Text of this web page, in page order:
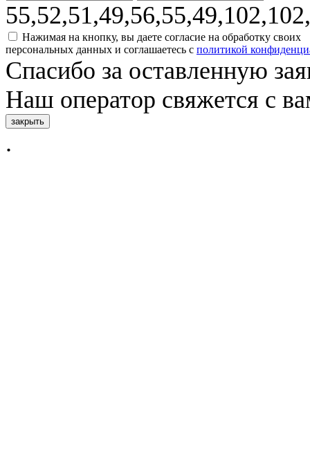
Нажимая на кнопку, вы даете согласие на обработку своих
персональных данных и соглашаетесь с политикой
Спасибо за оставленную
Наш оператор свяжется с
закрыть
.